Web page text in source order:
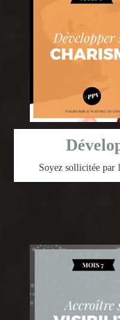
Soyez sollicitée par